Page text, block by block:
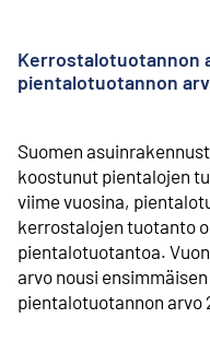
Kerrostalotuotannon
pientalo­tuotannon
Suomen
koostunut pientalojen
viime vuosina,
kerrostalojen tuotanto
pientalo­tuotantoa.
arvo nousi
pientalo­tuotannon arvo